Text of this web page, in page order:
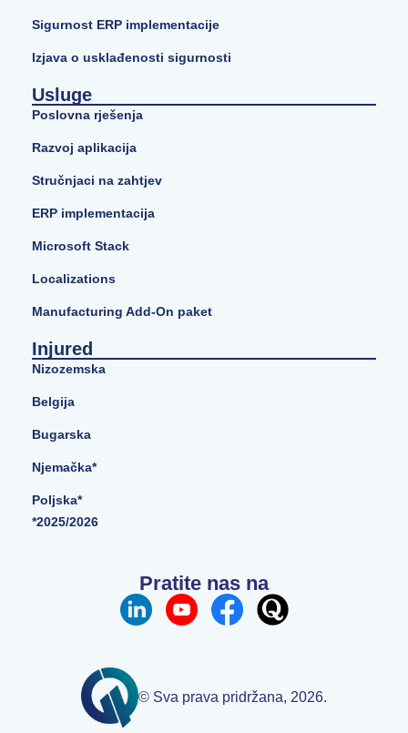
Sigurnost ERP implementacije
Izjava o usklađenosti sigurnosti
Usluge
Poslovna rješenja
Razvoj aplikacija
Stručnjaci na zahtjev
ERP implementacija
Microsoft Stack
Localizations
Manufacturing Add-On paket
Injured
Nizozemska
Belgija
Bugarska
Njemačka*
Poljska*
*2025/2026
Pratite nas na
© Sva prava pridržana, 2026.